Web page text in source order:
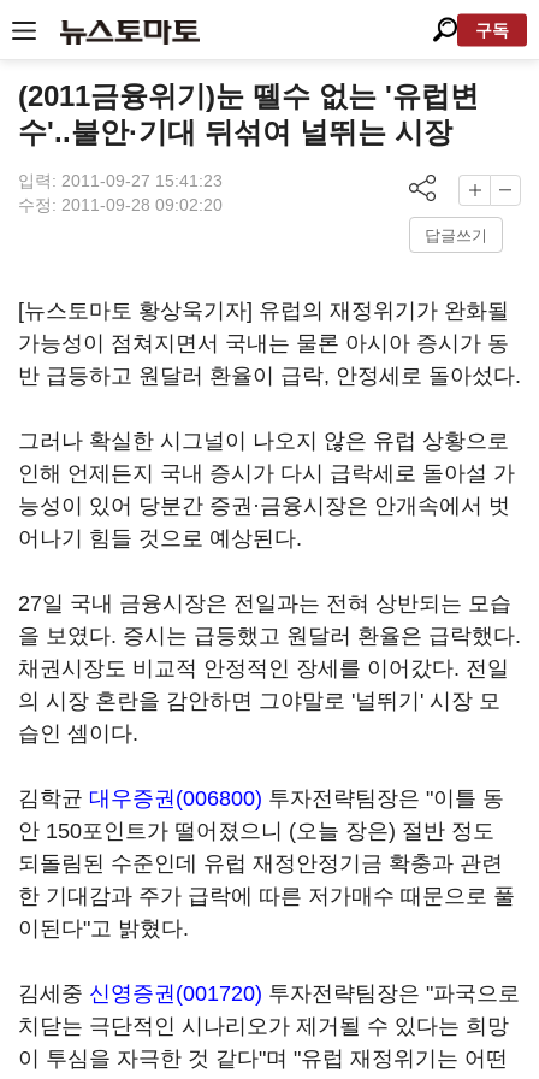
구독
(2011금융위기)눈 뗄수 없는 '유럽변
수'..불안·기대 뒤섞여 널뛰는 시장
입력: 2011-09-27 15:41:23
수정: 2011-09-28 09:02:20
답글쓰기
[뉴스토마토 황상욱기자] 유럽의 재정위기가 완화될
가능성이 점쳐지면서 국내는 물론 아시아 증시가 동
반 급등하고 원달러 환율이 급락, 안정세로 돌아섰다.
그러나 확실한 시그널이 나오지 않은 유럽 상황으로
인해 언제든지 국내 증시가 다시 급락세로 돌아설 가
능성이 있어 당분간 증권·금융시장은 안개속에서 벗
어나기 힘들 것으로 예상된다.
27일 국내 금융시장은 전일과는 전혀 상반되는 모습
을 보였다. 증시는 급등했고 원달러 환율은 급락했다.
채권시장도 비교적 안정적인 장세를 이어갔다. 전일
의 시장 혼란을 감안하면 그야말로 '널뛰기' 시장 모
습인 셈이다.
김학균 대우증권(006800) 투자전략팀장은 "이틀 동
안 150포인트가 떨어졌으니 (오늘 장은) 절반 정도
되돌림된 수준인데 유럽 재정안정기금 확충과 관련
한 기대감과 주가 급락에 따른 저가매수 때문으로 풀
이된다"고 밝혔다.
김세중 신영증권(001720) 투자전략팀장은 "파국으로
치닫는 극단적인 시나리오가 제거될 수 있다는 희망
이 투심을 자극한 것 같다"며 "유럽 재정위기는 어떤